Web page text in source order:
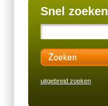
Snel zoeken
uitgebreid zoeken